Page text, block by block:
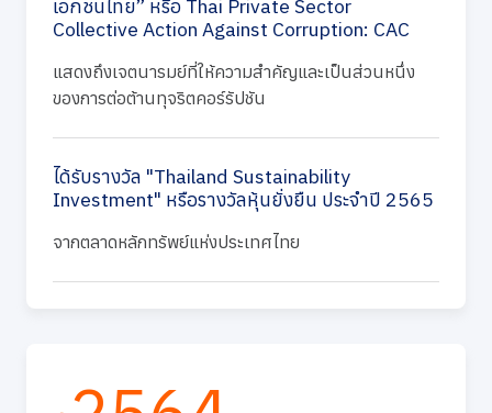
เอกชนไทย” หรือ Thai Private Sector
Collective Action Against Corruption: CAC
แสดงถึงเจตนารมย์ที่ให้ความสำคัญและเป็นส่วนหนึ่ง
ของการต่อต้านทุจริตคอร์รัปชัน
ได้รับรางวัล "Thailand Sustainability
Investment" หรือรางวัลหุ้นยั่งยืน ประจำปี 2565
จากตลาดหลักทรัพย์แห่งประเทศไทย